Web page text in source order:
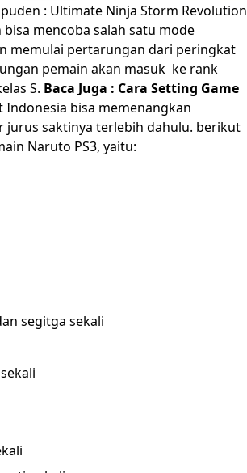
: Ultimate Ninja Storm Revolution
mencoba salah satu mode
memulai pertarungan dari peringkat
pemain akan masuk ke rank
S. Baca Juga : Cara Setting Game
Indonesia bisa memenangkan
saktinya terlebih dahulu. berikut
Naruto PS3, yaitu:
segitga sekali